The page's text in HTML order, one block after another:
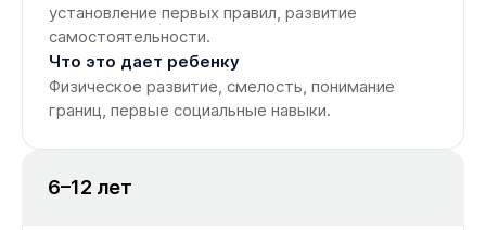
установление первых правил, развитие
самостоятельности.
Что это дает ребенку
Физическое развитие, смелость, понимание
границ, первые социальные навыки.
6–12 лет